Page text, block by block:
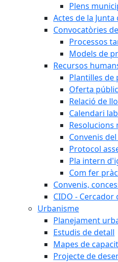
Plens
Actes de la
Convocatòries
Processos
Models de
Recursos
Plantilles de
Oferta
Relació de
Calendari
Convenis
Protocol
Pla intern
Com fer
Convenis,
CIDO -
Urbanisme
Planejament
Estudis de detall
Mapes de
Projecte de